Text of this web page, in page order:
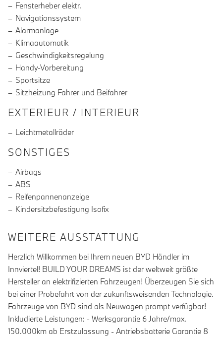
Fensterheber elektr.
Navigationssystem
Alarmanlage
Klimaautomatik
Geschwindigkeitsregelung
Handy-Vorbereitung
Sportsitze
Sitzheizung Fahrer und Beifahrer
EXTERIEUR / INTERIEUR
Leichtmetallräder
SONSTIGES
Airbags
ABS
Reifenpannenanzeige
Kindersitzbefestigung Isofix
WEITERE AUSSTATTUNG
Herzlich Willkommen bei Ihrem neuen BYD Händler im
Innviertel! BUILD YOUR DREAMS ist der weltweit größte
Hersteller an elektrifizierten Fahrzeugen! Überzeugen Sie sich
bei einer Probefahrt von der zukunftsweisenden Technologie.
Fahrzeuge von BYD sind als Neuwagen prompt verfügbar!
Inkludierte Leistungen: - Werksgarantie 6 Jahre/max.
150.000km ab Erstzulassung - Antriebsbatterie Garantie 8